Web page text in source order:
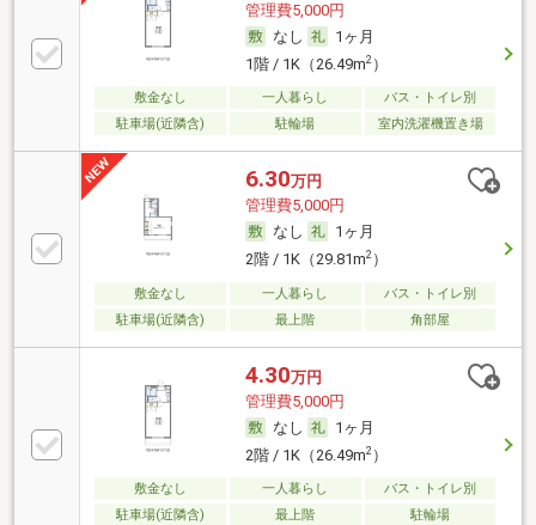
管理費5,000円
なし
1ヶ月
1階 / 1K（26.49m2）
敷金なし 一人暮らし
バス・トイレ別
駐車場(近隣含)
駐輪場 室内洗濯機置き場
6.30万円
管理費5,000円
なし
1ヶ月
2階 / 1K（29.81m2）
敷金なし 一人暮らし
バス・トイレ別
駐車場(近隣含)
最上階 角部屋
4.30万円
管理費5,000円
なし
1ヶ月
2階 / 1K（26.49m2）
敷金なし 一人暮らし
バス・トイレ別
駐車場(近隣含)
最上階 駐輪場